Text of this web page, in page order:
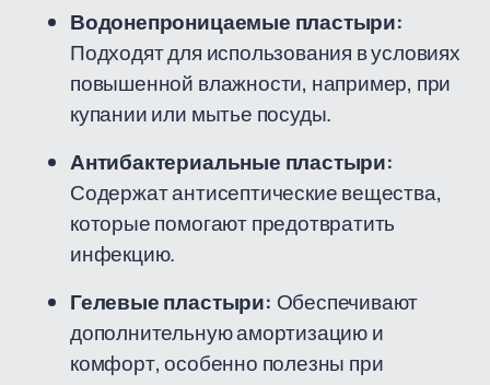
Водонепроницаемые пластыри:
Подходят для использования в условиях
повышенной влажности, например, при
купании или мытье посуды.
Антибактериальные пластыри:
Содержат антисептические вещества,
которые помогают предотвратить
инфекцию.
Гелевые пластыри: Обеспечивают
дополнительную амортизацию и
комфорт, особенно полезны при